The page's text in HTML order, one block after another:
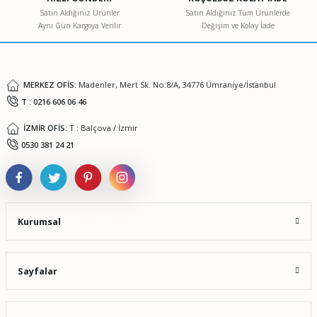
Ürün bilgilerinde hatalar bulunuyor.
Ürün fiyatı diğer sitelerden daha pahalı.
Satın Aldığınız Ürünler
Aynı Gün Kargoya Verilir
Satın Aldığınız Tüm Ürünlerde
Değişim ve Kolay İade
MERKEZ OFİS: Madenler, Mert Sk. No:8/A, 34776 Ümraniye/İstanbul
T : 0216 606 06 46
İZMİR OFİS: T : Balçova / İzmir
0530 381 24 21
Kurumsal
Sayfalar